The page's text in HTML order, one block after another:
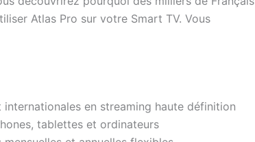
Atlas Pro sur votre Smart TV. Vous
en streaming haute définition
tablettes et ordinateurs